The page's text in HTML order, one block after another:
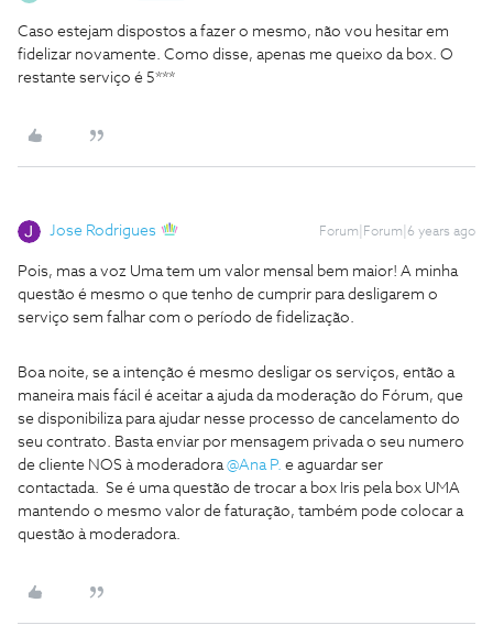
Caso estejam dispostos a fazer o mesmo, não vou hesitar em
fidelizar novamente. Como disse, apenas me queixo da box. O
restante serviço é 5***
Jose Rodrigues Forum|Forum|6 years ago
Pois, mas a voz Uma tem um valor mensal bem maior! A minha
questão é mesmo o que tenho de cumprir para desligarem o
serviço sem falhar com o período de fidelização.
Boa noite, se a intenção é mesmo desligar os serviços, então a
maneira mais fácil é aceitar a ajuda da moderação do Fórum, que
se disponibiliza para ajudar nesse processo de cancelamento do
seu contrato. Basta enviar por mensagem privada o seu numero
de cliente NOS à moderadora@Ana P. e aguardar ser
contactada. Se é uma questão de trocar a box Iris pela box UMA
mantendo o mesmo valor de faturação, também pode colocar a
questão à moderadora.